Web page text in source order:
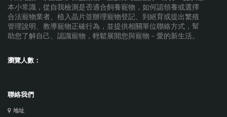
本小常識，從自我檢測是否適合飼養寵物，如何認領養或選擇
合法寵物業者、植入晶片並辦理寵物登記、到絕育或提出繁殖
管理說明、教導寵物正確行為，並提供相關單位聯絡方式，幫
助您了解自己、認識寵物，輕鬆展開您與寵物－愛的新生活。
瀏覽人數：
聯絡我們
地址